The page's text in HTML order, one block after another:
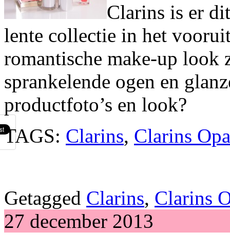
Clarins is er
lente collectie in het
romantische make-up look
sprankelende ogen en
productfoto’s en look?
TAGS: Clarins, Clarins
Getagged Clarins, Clarins
27 december 2013